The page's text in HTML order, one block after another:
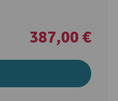
387,00 €